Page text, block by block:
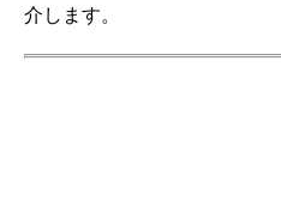
介します。